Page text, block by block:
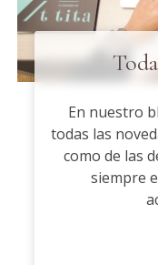
En nuestro
todas las
como de las
siempre